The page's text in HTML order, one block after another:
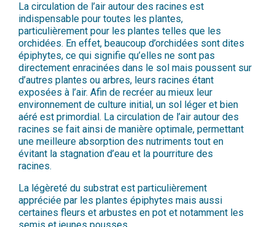
La circulation de l’air autour des racines est
indispensable pour toutes les plantes,
particulièrement pour les plantes telles que les
orchidées. En effet, beaucoup d’orchidées sont dites
épiphytes, ce qui signifie qu’elles ne sont pas
directement enracinées dans le sol mais poussent sur
d’autres plantes ou arbres, leurs racines étant
exposées à l’air. Afin de recréer au mieux leur
environnement de culture initial, un sol léger et bien
aéré est primordial. La circulation de l’air autour des
racines se fait ainsi de manière optimale, permettant
une meilleure absorption des nutriments tout en
évitant la stagnation d’eau et la pourriture des
racines.
La légèreté du substrat est particulièrement
appréciée par les plantes épiphytes mais aussi
certaines fleurs et arbustes en pot et notamment les